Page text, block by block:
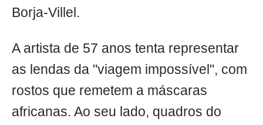
Borja-Villel.
A artista de 57 anos tenta representar
as lendas da "viagem impossível", com
rostos que remetem a máscaras
africanas. Ao seu lado, quadros do